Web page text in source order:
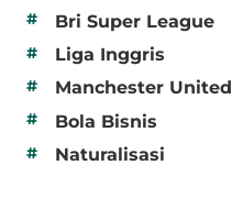
# Bri Super League
# Liga Inggris
# Manchester United
# Bola Bisnis
# Naturalisasi